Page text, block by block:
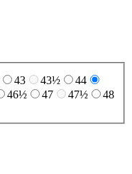
43 43½
44
46½ 47 47½
48